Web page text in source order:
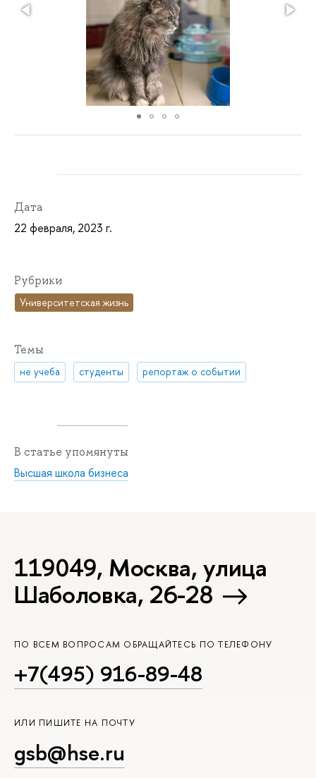
Дата
22 февраля, 2023 г.
Рубрики
Университетская жизнь
Темы
не учеба студенты репортаж о событии
В статье упомянуты
Высшая школа бизнеса
119049, Москва, улица
Шаболовка, 26-28
ПО ВСЕМ ВОПРОСАМ ОБРАЩАЙТЕСЬ ПО ТЕЛЕФОНУ
+7(495) 916-89-48
ИЛИ ПИШИТЕ НА ПОЧТУ
gsb@hse.ru